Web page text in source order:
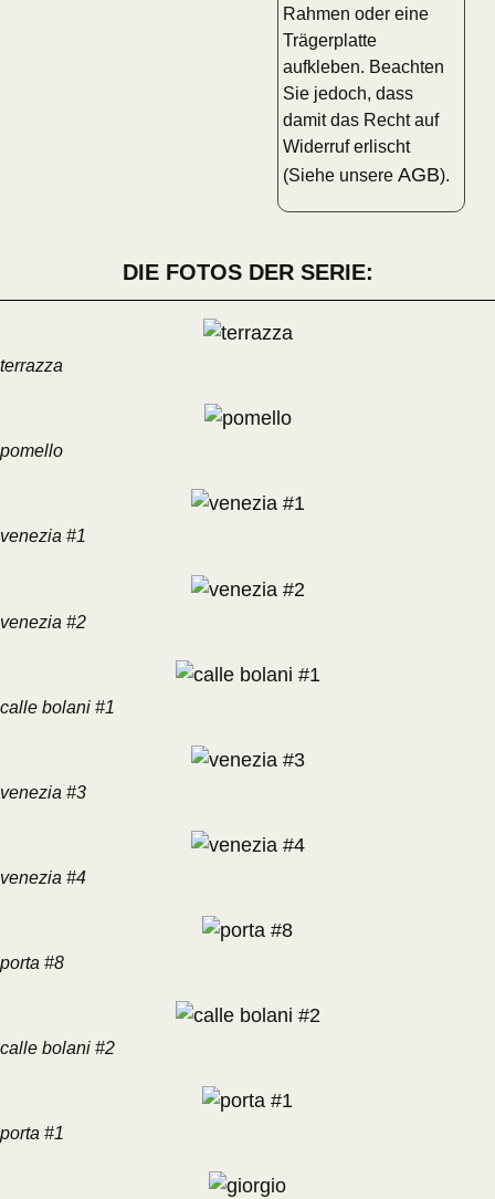
Rahmen oder eine
Trägerplatte
aufkleben. Beachten
Sie jedoch, dass
damit das Recht auf
Widerruf erlischt
(Siehe unsereAGB).
DIE FOTOS DER SERIE:
terrazza
pomello
venezia #1
venezia #2
calle bolani #1
venezia #3
venezia #4
porta #8
calle bolani #2
porta #1